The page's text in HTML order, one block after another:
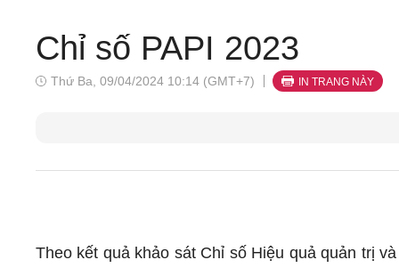
Chỉ số PAPI 2023
Thứ Ba, 09/04/2024 10:14 (GMT+7) IN TRANG NÀY
Theo kết quả khảo sát Chỉ số Hiệu quả quản trị